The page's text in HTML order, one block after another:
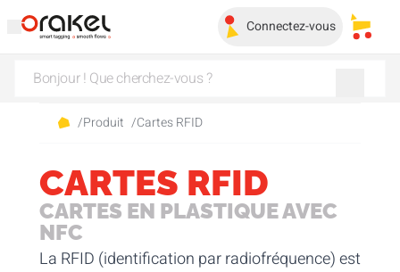
Connectez-vous Mes
/Produit /Cartes RFID
CARTES RFID
CARTES EN PLASTIQUE AVEC
NFC
La RFID (identification par radiofréquence) est